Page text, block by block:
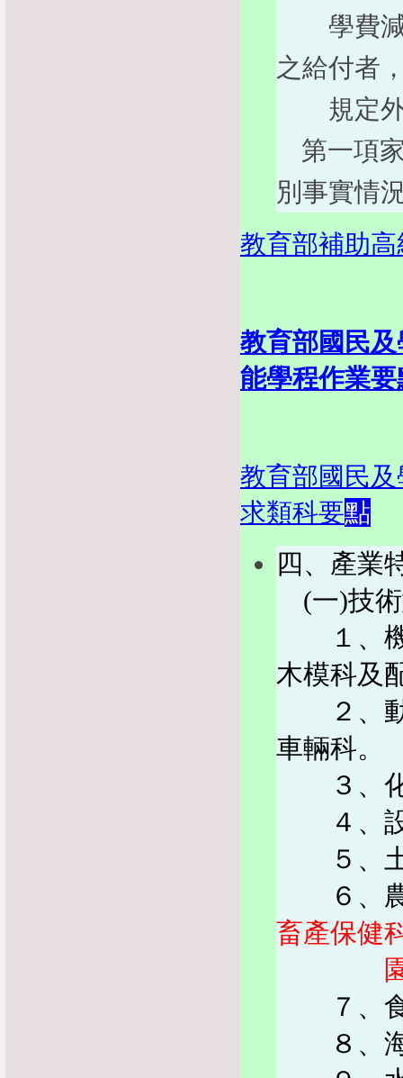
學費減
之給付者
規定外
第一項
別事實情
教育部補助
教育部國民
能學程作業要
教育部國民
求類科要點
四、產業
(一)技
１、機
木模科及
２、動
車輛科。
３、化
４、設
５、土
６、農
畜產保健
７、食
８、海